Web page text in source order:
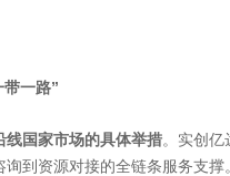
一路”
线国家市场的具体举措。实创亿
到资源对接的全链条服务支撑